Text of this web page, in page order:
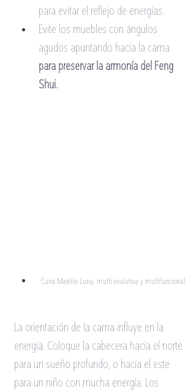
para evitar el reflejo de energías.
Evite los muebles con ángulos
agudos apuntando hacia la cama
para preservar la armonía del Feng
Shui.
Cuna Marélia Luna, multi-evolutiva y multifuncional
La orientación de la cama influye en la
energía. Coloque la cabecera hacia el norte
para un sueño profundo, o hacia el este
para un niño con mucha energía. Los